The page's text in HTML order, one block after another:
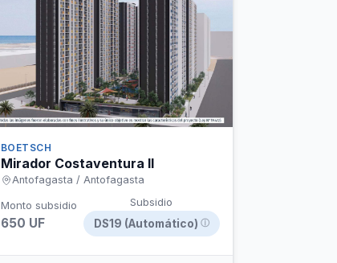
hipotecario
BOETSCH
Mirador Costaventura II
Antofagasta / Antofagasta
Monto subsidio
650 UF
Subsidio
DS19 (Automático) ⓘ